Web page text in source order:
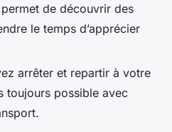
de découvrir des
le temps d’apprécier
arrêter et repartir à votre
toujours possible avec